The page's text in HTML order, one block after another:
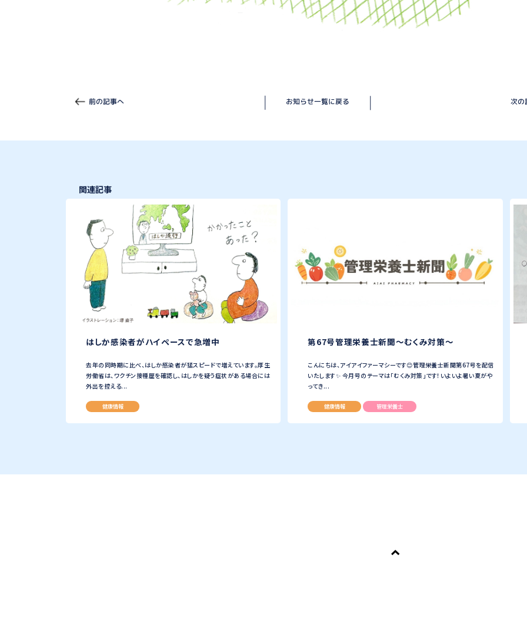
前の記事へ お知らせ一覧に戻る 次の
関連記事
はしか感染者がハイペースで急増中
去年の同時期に比べ、はしか感染者が猛スピードで増えています。厚生
労働省は、ワクチン接種歴を確認し、はしかを疑う症状がある場合には
外出を控える...
健康情報
第67号管理栄養士新聞〜むくみ対策〜
こんにちは、アイアイファーマシーです😊管理栄養士新聞第67号を配信
いたします✨ 今月号のテーマは「むくみ対策」です！いよいよ暑い夏がや
ってき...
健康情報 管理栄養士